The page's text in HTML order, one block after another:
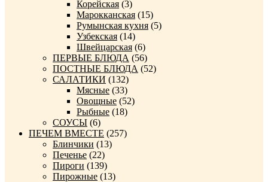
Корейская (3)
Марокканская (15)
Румынская кухня (5)
Узбекская (14)
Швейцарская (6)
ПЕРВЫЕ БЛЮДА (56)
ПОСТНЫЕ БЛЮДА (52)
САЛАТИКИ (132)
Мясные (33)
Овощные (52)
Рыбные (18)
СОУСЫ (6)
ПЕЧЕМ ВМЕСТЕ (257)
Блинчики (13)
Печенье (22)
Пироги (139)
Пирожные (13)